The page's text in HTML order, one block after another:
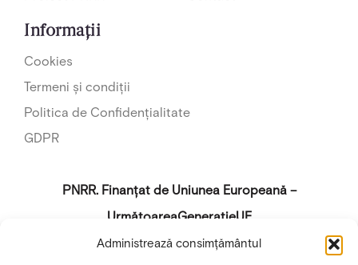
Administrează consimțământul
Informații
Cookies
Termeni și condiții
Politica de Confidențialitate
GDPR
PNRR. Finanțat de Uniunea Europeană –
UrmătoareaGenerațieUE
„Conținutul acestui material nu reprezintă în mod